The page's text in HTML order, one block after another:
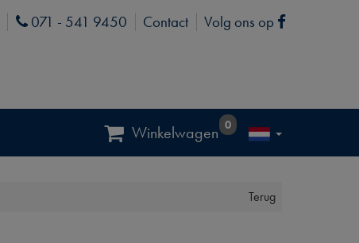
Phone
071 - 541 9450 Contact Volg ons op Facebook
Winkelwagen 0
Terug